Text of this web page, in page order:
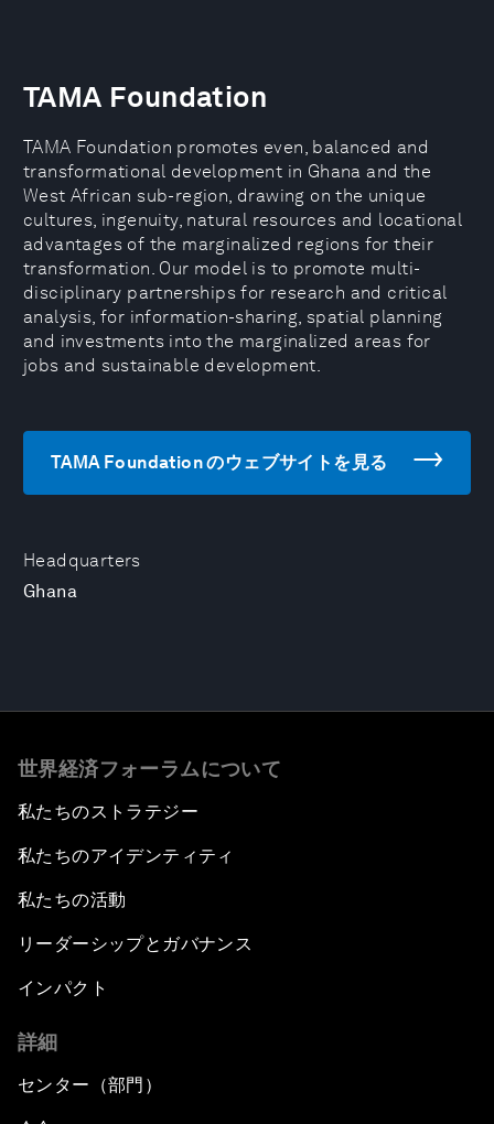
Headquarters
Ghana
TAMA Foundation
TAMA Foundation promotes even, balanced and
transformational development in Ghana and the
West African sub-region, drawing on the unique
cultures, ingenuity, natural resources and locational
advantages of the marginalized regions for their
transformation. Our model is to promote multi-
disciplinary partnerships for research and critical
analysis, for information-sharing, spatial planning
and investments into the marginalized areas for
jobs and sustainable development.
TAMA Foundation のウェブサイトを見る
世界経済フォーラムについて
私たちのストラテジー
私たちのアイデンティティ
私たちの活動
リーダーシップとガバナンス
インパクト
詳細
センター（部門）